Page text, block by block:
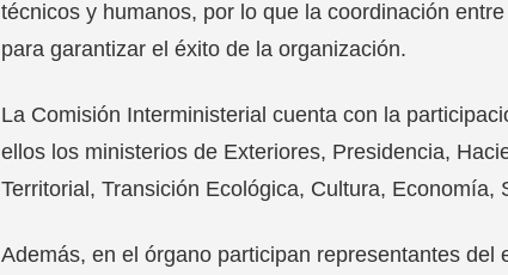
técnicos y humanos, por lo que la coordinación
para garantizar el éxito de la organización.
La Comisión Interministerial cuenta con la
ellos los ministerios de Exteriores, Presidencia,
Territorial, Transición Ecológica, Cultura,
Además, en el órgano participan representantes